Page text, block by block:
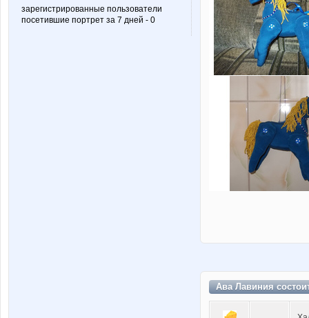
зарегистрированные пользователи
посетившие портрет за 7 дней - 0
Ава Лавиния